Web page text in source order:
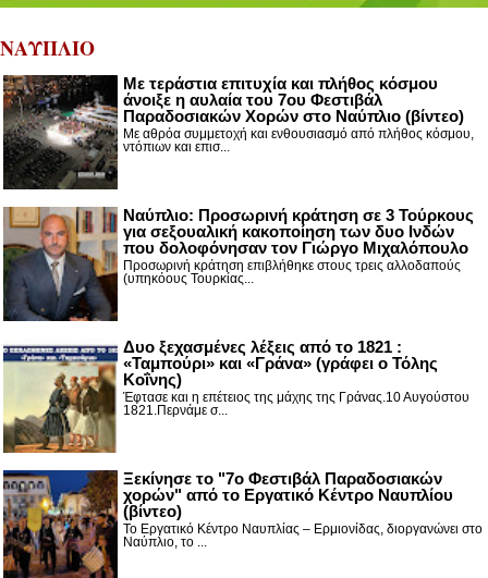
ΝΑΥΠΛΙΟ
Με τεράστια επιτυχία και πλήθος κόσμου
άνοιξε η αυλαία του 7ου Φεστιβάλ
Παραδοσιακών Χορών στο Ναύπλιο (βίντεο)
Με αθρόα συμμετοχή και ενθουσιασμό από πλήθος κόσμου,
ντόπιων και επισ...
Ναύπλιο: Προσωρινή κράτηση σε 3 Τούρκους
για σεξουαλική κακοποίηση των δυο Ινδών
που δολοφόνησαν τον Γιώργο Μιχαλόπουλο
Προσωρινή κράτηση επιβλήθηκε στους τρεις αλλοδαπούς
(υπηκόους Τουρκίας...
Δυο ξεχασμένες λέξεις από το 1821 :
«Ταμπούρι» και «Γράνα» (γράφει ο Τόλης
Κοΐνης)
Έφτασε και η επέτειος της μάχης της Γράνας.10 Αυγούστου
1821.Περνάμε σ...
Ξεκίνησε το "7ο Φεστιβάλ Παραδοσιακών
χορών" από το Εργατικό Κέντρο Ναυπλίου
(βίντεο)
Το Εργατικό Κέντρο Ναυπλίας – Ερμιονίδας, διοργανώνει στο
Ναύπλιο, το ...